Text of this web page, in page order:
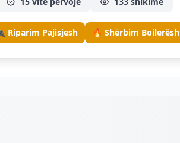
Riparim Pajisjesh 🔥 Shërbim Boilerësh